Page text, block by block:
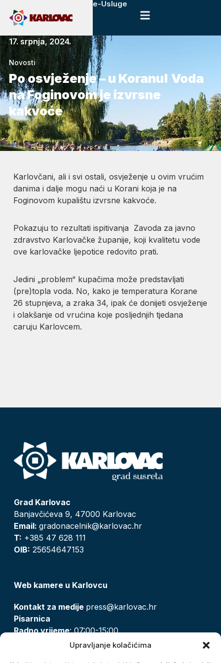
Upravljanje kolačićima
e-Usluge
17. srpnja, 2024.
Novosti
Po osvježenje – u Koranu! Voda
na Foginovom je izvrsne
kakvoće
Karlovčani, ali i svi ostali, osvježenje u ovim vrućim
danima i dalje mogu naći u Korani koja je na
Foginovom kupalištu izvrsne kakvoće.
Pokazuju to rezultati ispitivanja Zavoda za javno
zdravstvo Karlovačke županije, koji kvalitetu vode
ove karlovačke ljepotice redovito prati.
Jedini „problem“ kupačima može predstavljati
(pre)topla voda. No, kako je temperatura Korane
26 stupnjeva, a zraka 34, ipak će donijeti osvježenje
i olakšanje od vrućina koje posljednjih tjedana
caruju Karlovcem.
Grad Karlovac
Banjavčićeva 9, 47000 Karlovac
Email: gradonacelnik@karlovac.hr
T: +385 47 628 111
OIB: 25654647153
Web kamere u Karlovcu
Kontakt za medije press@karlovac.hr
Pisarnica
Radno vrijeme: 07:00-15:00
pisarnica@karlovac.hr